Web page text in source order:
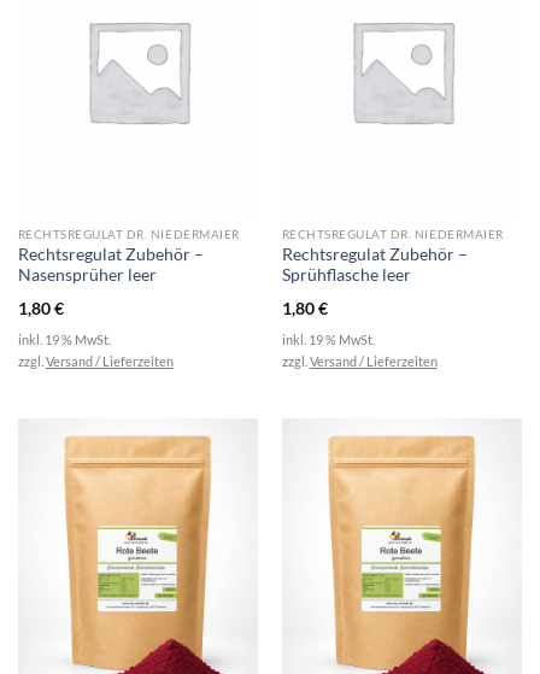
RECHTSREGULAT DR. NIEDERMAIER
Rechtsregulat Zubehör –
Nasensprüher leer
1,80€
inkl. 19 % MwSt.
zzgl. Versand / Lieferzeiten
RECHTSREGULAT DR. NIEDERMAIER
Rechtsregulat Zubehör –
Sprühflasche leer
1,80€
inkl. 19 % MwSt.
zzgl. Versand / Lieferzeiten